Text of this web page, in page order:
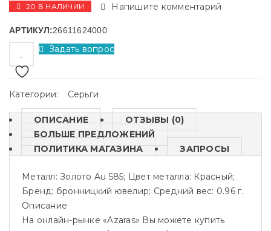
20 В НАЛИЧИИ Напишите комментарий
АРТИКУЛ:26611624000
Задать вопрос
Категории: Серьги
ОПИСАНИЕ
ОТЗЫВЫ (0)
БОЛЬШЕ ПРЕДЛОЖЕНИЙ
ПОЛИТИКА МАГАЗИНА
ЗАПРОСЫ
Металл: Золото Au 585; Цвет металла: Красный;
Бренд: бронницкий ювелир; Средний вес: 0.96 г.
Описание
На онлайн-рынке «Azaras» Вы можете купить